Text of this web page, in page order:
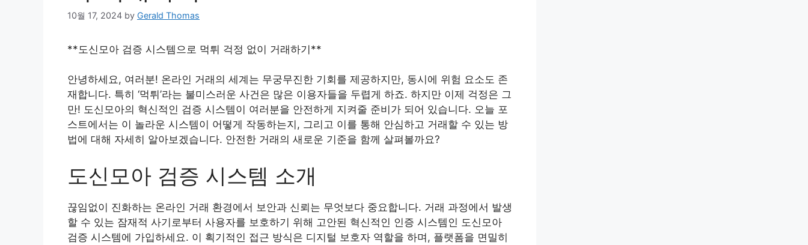
10월 17, 2024 by Gerald Thomas
**도신모아 검증 시스템으로 먹튀 걱정 없이 거래하기**
안녕하세요, 여러분! 온라인 거래의 세계는 무궁무진한 기회를 제공하지만, 동시에 위험 요소도 존
재합니다. 특히 ‘먹튀’라는 불미스러운 사건은 많은 이용자들을 두렵게 하죠. 하지만 이제 걱정은 그
만! 도신모아의 혁신적인 검증 시스템이 여러분을 안전하게 지켜줄 준비가 되어 있습니다. 오늘 포
스트에서는 이 놀라운 시스템이 어떻게 작동하는지, 그리고 이를 통해 안심하고 거래할 수 있는 방
법에 대해 자세히 알아보겠습니다. 안전한 거래의 새로운 기준을 함께 살펴볼까요?
도신모아 검증 시스템 소개
끊임없이 진화하는 온라인 거래 환경에서 보안과 신뢰는 무엇보다 중요합니다. 거래 과정에서 발생
할 수 있는 잠재적 사기로부터 사용자를 보호하기 위해 고안된 혁신적인 인증 시스템인 도신모아
검증 시스템에 가입하세요. 이 획기적인 접근 방식은 디지털 보호자 역할을 하며, 플랫폼을 면밀히